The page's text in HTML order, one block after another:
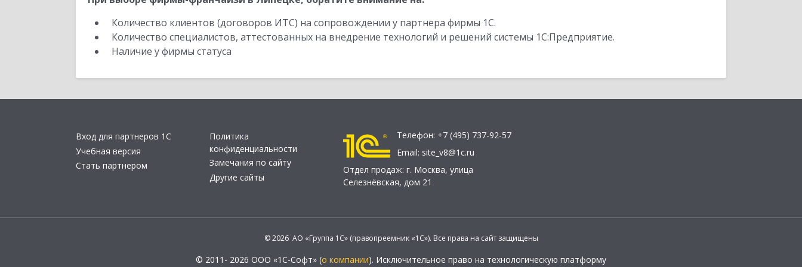
Количество клиентов (договоров ИТС) на сопровождении у партнера фирмы 1С.
Количество специалистов, аттестованных на внедрение технологий и решений системы 1С:Предприятие.
Наличие у фирмы статуса
Вход для партнеров 1С
Учебная версия
Стать партнером
Политика
конфиденциальности
Замечания по сайту
Другие сайты
Телефон: +7 (495) 737-92-57
Email: site_v8@1c.ru
Отдел продаж: г. Москва, улица
Селезнёвская, дом 21
© 2026 АО «Группа 1С» (правопреемник «1С»). Все права на сайт защищены
© 2011- 2026 ООО «1С-Софт» (о компании). Исключительное право на технологическую платформу